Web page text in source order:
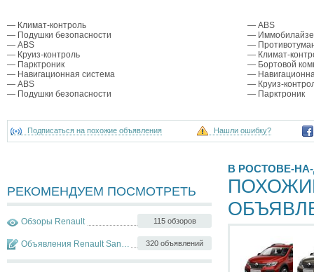
— Климат-контроль
— Подушки безопасности
— ABS
— Круиз-контроль
— Парктроник
— Навигационная система
— ABS
— Подушки безопасности
— ABS
—
—
— Климат-
— Бортовой
—
— Круиз-
— Парктроник
Подписаться на похожие объявления Нашли ошибку?
РЕКОМЕНДУЕМ ПОСМОТРЕТЬ
115 обзоров
Обзоры Renault
320 объявлений
Объявления Renault Sandero Stepway
В РОСТОВЕ-